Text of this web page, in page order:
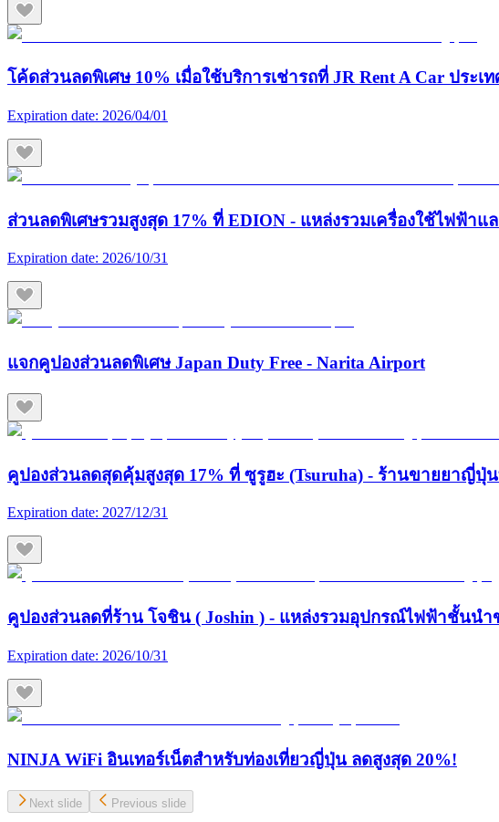
โค้ดส่วนลดพิเศษ 10% เมื่อใช้บริการเช่ารถที่ JR Rent A Car ประเ
Expiration date: 2026/04/01
ส่วนลดพิเศษรวมสูงสุด 17% ที่ EDION - แหล่งรวมเครื่องใช้ไฟฟ้า
Expiration date: 2026/10/31
แจกคูปองส่วนลดพิเศษ Japan Duty Free - Narita Airport
คูปองส่วนลดสุดคุ้มสูงสุด 17% ที่ ซูรูฮะ (Tsuruha) - ร้านขายยาญี่ปุ่
Expiration date: 2027/12/31
คูปองส่วนลดที่ร้าน โจชิน ( Joshin ) - แหล่งรวมอุปกรณ์ไฟฟ้าชั้นน
Expiration date: 2026/10/31
NINJA WiFi อินเทอร์เน็ตสำหรับท่องเที่ยวญี่ปุ่น ลดสูงสุด 20%!
Next slide Previous slide